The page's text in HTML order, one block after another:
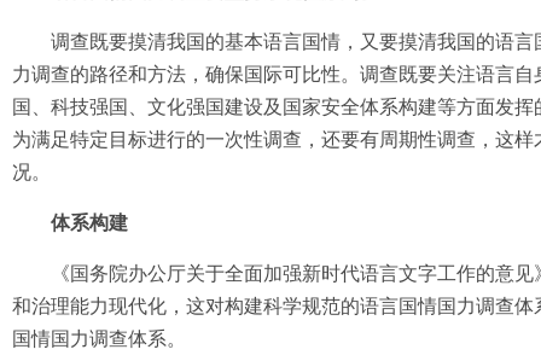
调查既要摸清我国的基本语言国情，又要摸清我国的语言
力调查的路径和方法，确保国际可比性。调查既要关注语言
国、科技强国、文化强国建设及国家安全体系构建等方面发
为满足特定目标进行的一次性调查，还要有周期性调查，这
况。
体系构建
《国务院办公厅关于全面加强新时代语言文字工作的意见
和治理能力现代化，这对构建科学规范的语言国情国力调查
国情国力调查体系。